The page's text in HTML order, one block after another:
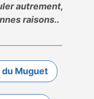
autrement,
raisons..
Muguet